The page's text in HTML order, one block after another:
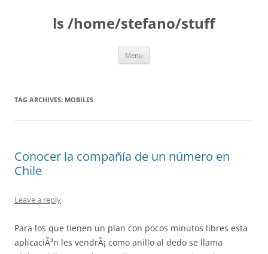
ls /home/stefano/stuff
Menu
TAG ARCHIVES: MOBILES
Conocer la compañía de un número en
Chile
Leave a reply
Para los que tienen un plan con pocos minutos libres esta
aplicaciÃ³n les vendrÃ¡ como anillo al dedo se llama